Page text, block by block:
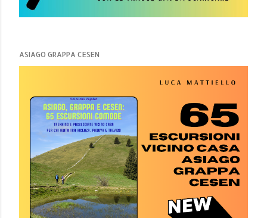
ASIAGO GRAPPA CESEN